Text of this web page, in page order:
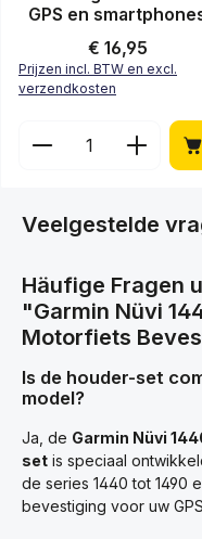
GPS en
Normale prijs:
€ 16,95
Prijzen incl. BTW en excl.
verzendkosten
Veelgestelde
Häufige Fragen
"Garmin Nüvi
Motorfiets
Is de houder-set
model?
Ja, de Garmin Nüvi
set is speciaal
de series 1440 tot 1490
bevestiging voor uw